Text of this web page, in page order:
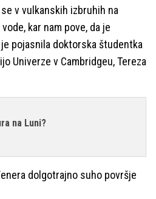
v vulkanskih izbruhih na
kar nam pove, da je
pojasnila doktorska študentka
Univerze v Cambridgeu, Tereza
na Luni?
dolgotrajno suho površje